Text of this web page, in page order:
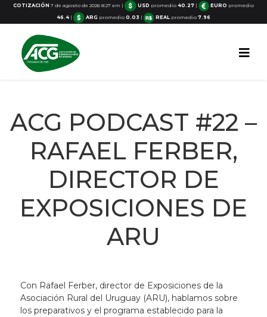
COTIZACIÓN 7 de agosto de 2026 8:27 am | USD promedio 40.27 | EURO promedio
46.4 | ARG promedio0.03 | REAL promedio7.96
ACG PODCAST #22 –
RAFAEL FERBER,
DIRECTOR DE
EXPOSICIONES DE
ARU
Con Rafael Ferber, director de Exposiciones de la
Asociación Rural del Uruguay (ARU), hablamos sobre
los preparativos y el programa establecido para la